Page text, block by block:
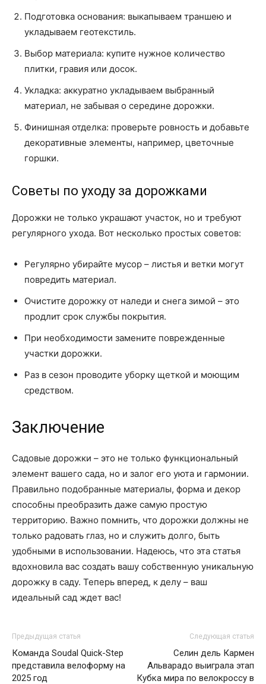
Подготовка основания: выкапываем траншею и
укладываем геотекстиль.
Выбор материала: купите нужное количество
плитки, гравия или досок.
Укладка: аккуратно укладываем выбранный
материал, не забывая о середине дорожки.
Финишная отделка: проверьте ровность и добавьте
декоративные элементы, например, цветочные
горшки.
Советы по уходу за дорожками
Дорожки не только украшают участок, но и требуют
регулярного ухода. Вот несколько простых советов:
Регулярно убирайте мусор – листья и ветки могут
повредить материал.
Очистите дорожку от наледи и снега зимой – это
продлит срок службы покрытия.
При необходимости замените поврежденные
участки дорожки.
Раз в сезон проводите уборку щеткой и моющим
средством.
Заключение
Садовые дорожки – это не только функциональный
элемент вашего сада, но и залог его уюта и гармонии.
Правильно подобранные материалы, форма и декор
способны преобразить даже самую простую
территорию. Важно помнить, что дорожки должны не
только радовать глаз, но и служить долго, быть
удобными в использовании. Надеюсь, что эта статья
вдохновила вас создать вашу собственную уникальную
дорожку в саду. Теперь вперед, к делу – ваш
идеальный сад ждет вас!
Предыдущая статья
Команда Soudal Quick-Step
представила велоформу на
2025 год
Следующая статья
Селин дель Кармен
Альварадо выиграла этап
Кубка мира по велокроссу в